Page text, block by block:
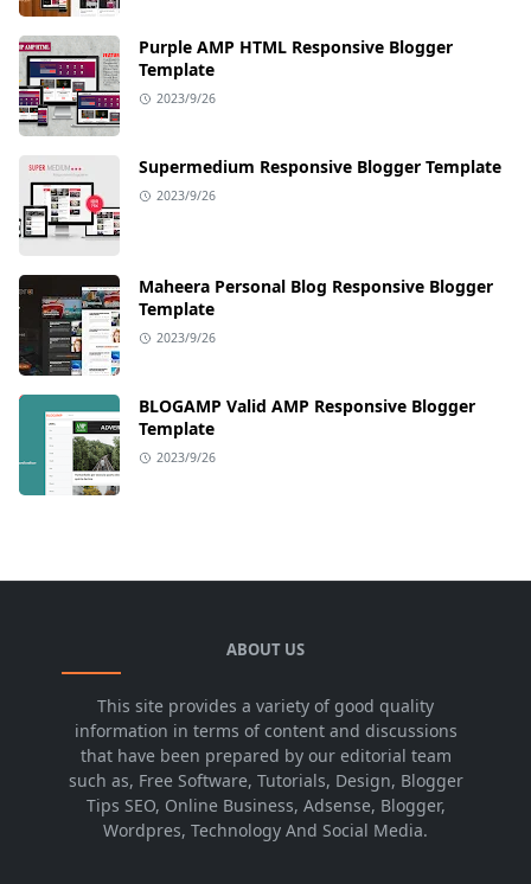
Purple AMP HTML Responsive Blogger
Template
2023/9/26
Supermedium Responsive Blogger Template
2023/9/26
Maheera Personal Blog Responsive Blogger
Template
2023/9/26
BLOGAMP Valid AMP Responsive Blogger
Template
2023/9/26
ABOUT US
This site provides a variety of good quality
information in terms of content and discussions
that have been prepared by our editorial team
such as, Free Software, Tutorials, Design, Blogger
Tips SEO, Online Business, Adsense, Blogger,
Wordpres, Technology And Social Media.